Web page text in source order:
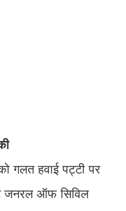
गलत हवाई पट्टी पर
जनरल ऑफ सिविल